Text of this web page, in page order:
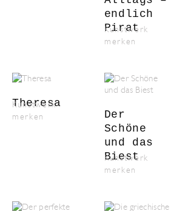
Kunstwerk
merken
endlich
Pirat
Kunstwerk
merken
Theresa
Kunstwerk
merken
Der
Schöne
und das
Biest